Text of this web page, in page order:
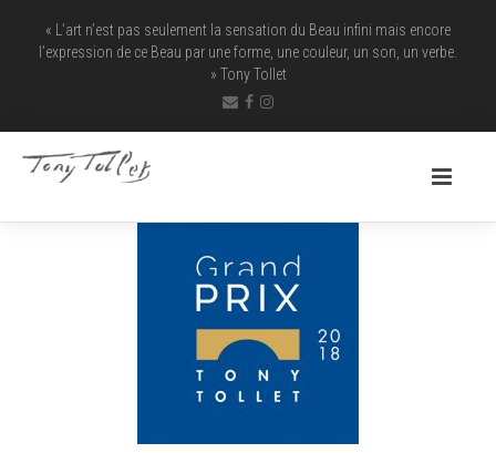
« L’art n’est pas seulement la sensation du Beau infini mais encore
l’expression de ce Beau par une forme, une couleur, un son, un verbe.
» Tony Tollet